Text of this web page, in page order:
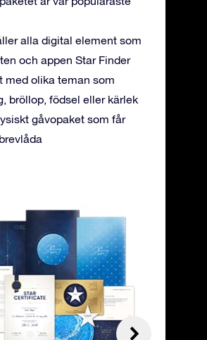
alla digital element som
och appen Star Finder
med olika teman som
bröllop, födsel eller kärlek
gåvopaket som får